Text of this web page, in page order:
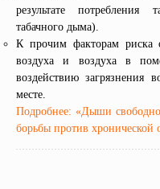
результате
табачного дыма).
К прочим факторам риска
воздуха и воздуха в
воздействию
месте.
Подробнее: «Дыши
борьбы против хронической